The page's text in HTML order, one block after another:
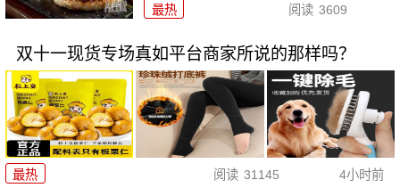
最热 阅读 3609
双十一现货专场真如平台商家所说的那样吗？
最热 阅读 31145 4小时前